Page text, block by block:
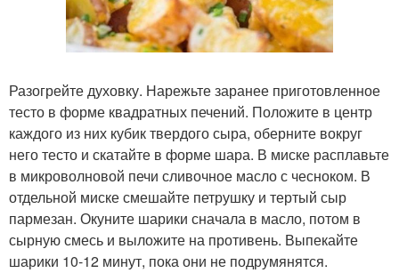
Разогрейте духовку. Нарежьте заранее приготовленное
тесто в форме квадратных печений. Положите в центр
каждого из них кубик твердого сыра, оберните вокруг
него тесто и скатайте в форме шара. В миске расплавьте
в микроволновой печи сливочное масло с чесноком. В
отдельной миске смешайте петрушку и тертый сыр
пармезан. Окуните шарики сначала в масло, потом в
сырную смесь и выложите на противень. Выпекайте
шарики 10-12 минут, пока они не подрумянятся.